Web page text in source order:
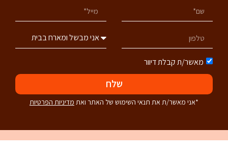
מאשר/ת קבלת דיוור
שלח
*אני מאשר/ת את תנאי השימוש של האתר ואת מדיניות הפרטיות